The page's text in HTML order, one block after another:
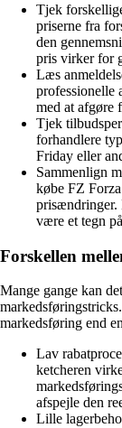
Tjek
priserne fra
den
pris virker for
Læs
professionelle
med at afgøre
Tjek
forhandlere
Friday eller
Sammenlign
købe FZ
prisændringer.
være et tegn
Forskellen
Mange gange kan
markedsføring end
Lav
ketcheren
afspejle den
Lille